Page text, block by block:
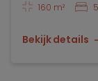
160 m² 5
Bekijk details